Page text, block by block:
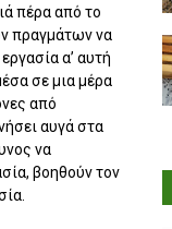
πέρα από το
πραγμάτων να
α’ αυτή
σε μια μέρα
από
αυγά στα
να
βοηθούν τον